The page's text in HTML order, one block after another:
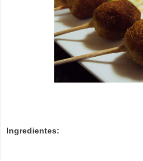
Ingredientes: